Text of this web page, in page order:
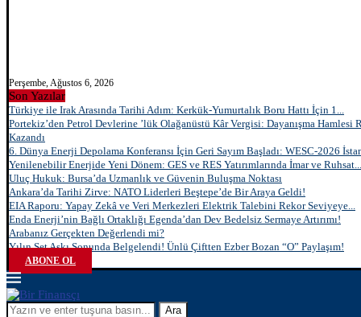
Perşembe, Ağustos 6, 2026
Son Yazılar
Türkiye ile Irak Arasında Tarihi Adım: Kerkük-Yumurtalık Boru Hattı İçin 1...
Portekiz’den Petrol Devlerine ’lük Olağanüstü Kâr Vergisi: Dayanışma Hamlesi
Kazandı
6. Dünya Enerji Depolama Konferansı İçin Geri Sayım Başladı: WESC-2026
Yenilenebilir Enerjide Yeni Dönem: GES ve RES Yatırımlarında İmar ve Ruhsat...
Uluç Hukuk: Bursa’da Uzmanlık ve Güvenin Buluşma Noktası
Ankara’da Tarihi Zirve: NATO Liderleri Beştepe’de Bir Araya Geldi!
EIA Raporu: Yapay Zekâ ve Veri Merkezleri Elektrik Talebini Rekor Seviyeye...
Enda Enerji’nin Bağlı Ortaklığı Egenda’dan Dev Bedelsiz Sermaye Artırımı!
Arabanız Gerçekten Değerlendi mi?
Yılın Set Aşkı Sonunda Belgelendi! Ünlü Çiftten Ezber Bozan “O” Paylaşım!
ABONE OL
Ara